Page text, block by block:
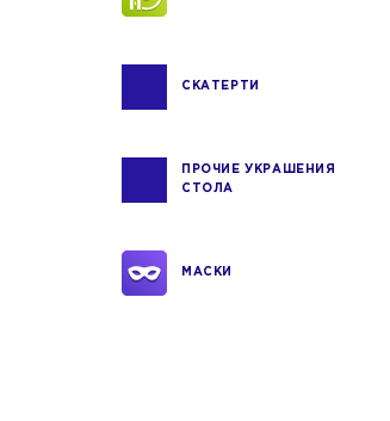
СКАТЕРТИ
ПРОЧИЕ УКРАШЕНИЯ
СТОЛА
МАСКИ